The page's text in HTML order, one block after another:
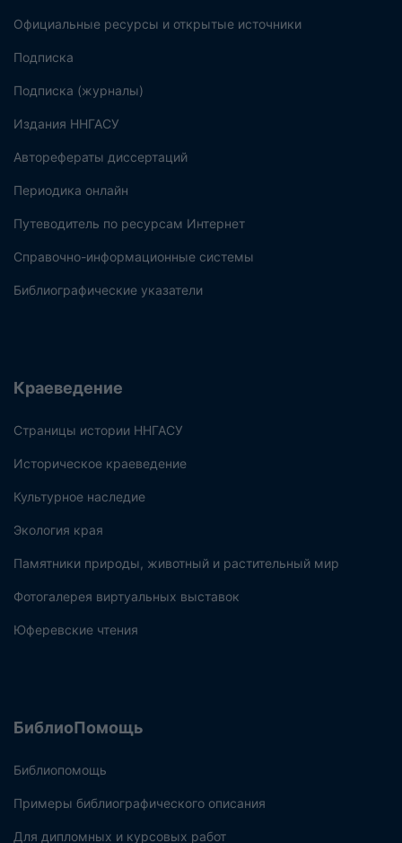
Официальные ресурсы и открытые источники
Подписка
Подписка (журналы)
Издания ННГАСУ
Авторефераты диссертаций
Периодика онлайн
Путеводитель по ресурсам Интернет
Справочно-информационные системы
Библиографические указатели
Краеведение
Страницы истории ННГАСУ
Историческое краеведение
Культурное наследие
Экология края
Памятники природы, животный и растительный мир
Фотогалерея виртуальных выставок
Юферевские чтения
БиблиоПомощь
Библиопомощь
Примеры библиографического описания
Для дипломных и курсовых работ